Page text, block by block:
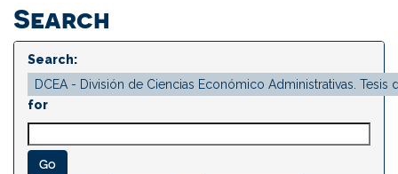
Search
Search:
for